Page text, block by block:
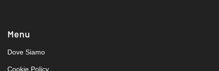
Menu
Dove Siamo
Cookie Policy